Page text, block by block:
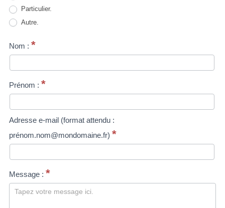
Particulier.
Autre.
Nom : *
Prénom : *
Adresse e-mail (format attendu :
prénom.nom@mondomaine.fr) *
Message : *